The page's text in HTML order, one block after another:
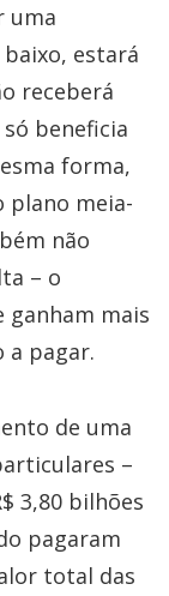
uma
estará
receberá
beneficia
forma,
plano meia-
não
– o
ganham mais
a pagar.
de uma
–
3,80 bilhões
pagaram
total das